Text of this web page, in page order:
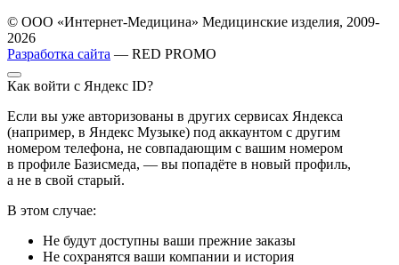
© ООО «Интернет-Медицина» Медицинские изделия, 2009-
2026
Разработка сайта — RED PROMO
Как войти с Яндекс ID?
Если вы уже авторизованы в других сервисах Яндекса
(например, в Яндекс Музыке) под аккаунтом с другим
номером телефона, не совпадающим с вашим номером
в профиле Базисмеда, — вы попадёте в новый профиль,
а не в свой старый.
В этом случае:
Не будут доступны ваши прежние заказы
Не сохранятся ваши компании и история